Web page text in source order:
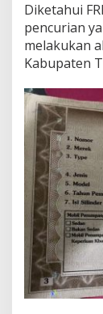
Diketahui
pencurian
melakukan
Kabupaten